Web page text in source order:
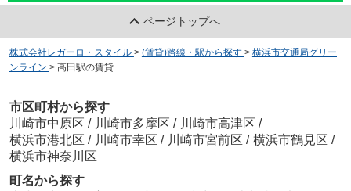
ページトップへ
株式会社レガーロ・スタイル > (賃貸)路線・駅から探す > 横浜市交通局グリー
ンライン > 高田駅の賃貸
市区町村から探す
川崎市中原区 / 川崎市多摩区 / 川崎市高津区 /
横浜市港北区 / 川崎市幸区 / 川崎市宮前区 / 横浜市鶴見区 /
横浜市神奈川区
町名から探す